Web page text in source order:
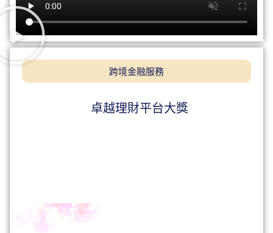
跨境金融服務
卓越理財平台大獎